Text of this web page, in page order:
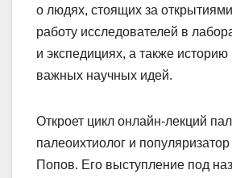
о людях, стоящих за
работу исследователей в
и экспедициях, а также
важных научных идей.
Откроет цикл онлайн-лекций
палеоихтиолог и
Попов. Его выступление под